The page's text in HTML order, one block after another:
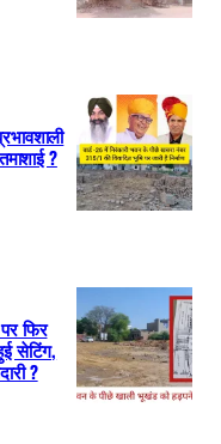
?
फिर
सेटिंग,
?